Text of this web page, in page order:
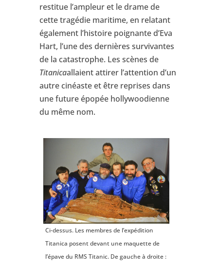
restitue l’ampleur et le drame de
cette tragédie maritime, en relatant
également l’histoire poignante d’Eva
Hart, l’une des dernières survivantes
de la catastrophe. Les scènes de
Titanicaallaient attirer l’attention d’un
autre cinéaste et être reprises dans
une future épopée hollywoodienne
du même nom.
Ci-dessus. Les membres de l’expédition
Titanica posent devant une maquette de
l’épave du RMS Titanic. De gauche à droite :